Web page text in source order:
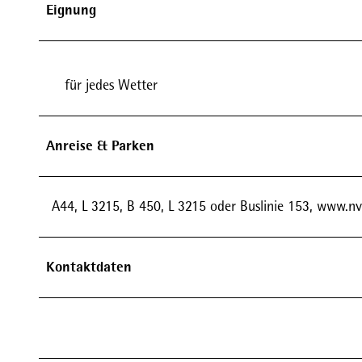
Eignung
für jedes Wetter
Anreise & Parken
A44, L 3215, B 450, L 3215 oder Buslinie 153,
Kontaktdaten